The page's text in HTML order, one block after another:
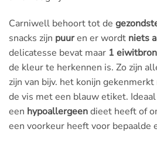
Carniwell behoort tot de
snacks zijn puuren er wordt niets
delicatesse bevat maar 1 eiwitbron
de kleur te herkennen is. Zo zijn
zijn van bijv. het konijn
de vis met een blauw etiket.
een hypoallergeendieet heeft of
een voorkeur heeft voor bepaalde